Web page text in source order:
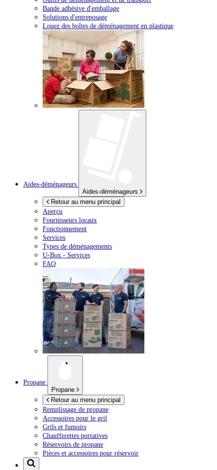
Bande adhésive d'emballage
Solutions d'entreposage
Louez des boîtes de déménagement en plastique
Aides-déménageurs
Aides-déménageurs
Retour au menu principal
Aperçu
Fournisseurs locaux
Fonctionnement
Services
Types de déménagements
U-Box - Services
FAQ
Propane
Propane
Retour au menu principal
Remplissage de propane
Accessoires pour le gril
Grils et fumoirs
Chaufferettes portatives
Réservoirs de propane
Pièces et accessoires pour réservoir